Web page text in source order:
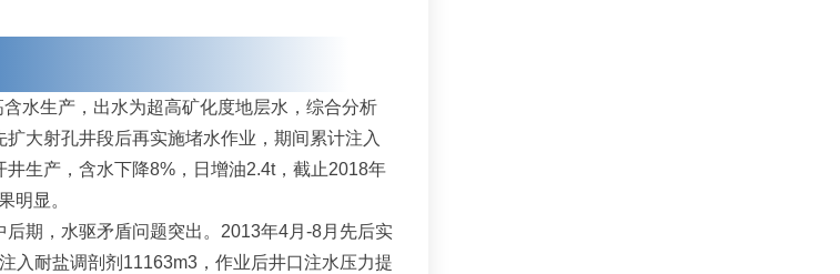
水生产，出水为超高矿化度地层水，综合分析
大射孔井段后再实施堵水作业，期间累计注入
生产，含水下降8%，日增油2.4t，截止2018年
明显。
后期，水驱矛盾问题突出。2013年4月-8月先后实
入耐盐调剖剂11163m3，作业后井口注水压力提